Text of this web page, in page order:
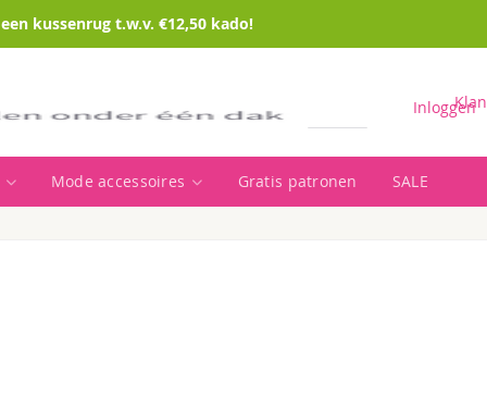
kussenrug t.w.v. €12,50 kado!
Zoeken
Inloggen
Mode accessoires Gratis patronen
SALE